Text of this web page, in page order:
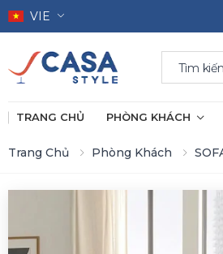
VIE
Search
TRANG CHỦ PHÒNG KHÁCH
Trang Chủ Phòng Khách